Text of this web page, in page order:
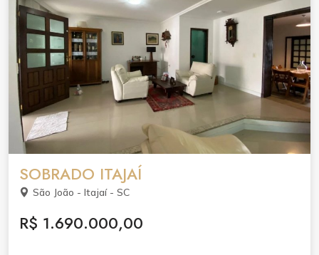
SOBRADO ITAJAÍ
São João - Itajaí - SC
R$ 1.690.000,00